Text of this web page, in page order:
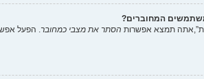
המחוברים?
תמצא אפשרות הסתר את מצבי כמחובר . הפעל